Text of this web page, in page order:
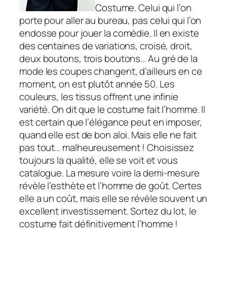
Costume. Celui qui l’on
porte pour aller au bureau, pas celui qui l’on
endosse pour jouer la comédie. Il en existe
des centaines de variations, croisé, droit,
deux boutons, trois boutons… Au gré de la
mode les coupes changent, d’ailleurs en ce
moment, on est plutôt année 50. Les
couleurs, les tissus offrent une infinie
variété. On dit que le costume fait l’homme. Il
est certain que l’élégance peut en imposer,
quand elle est de bon aloi. Mais elle ne fait
pas tout… malheureusement ! Choisissez
toujours la qualité, elle se voit et vous
catalogue. La mesure voire la demi-mesure
révèle l’esthète et l’homme de goût. Certes
elle a un coût, mais elle se révèle souvent un
excellent investissement. Sortez du lot, le
costume fait définitivement l’homme !